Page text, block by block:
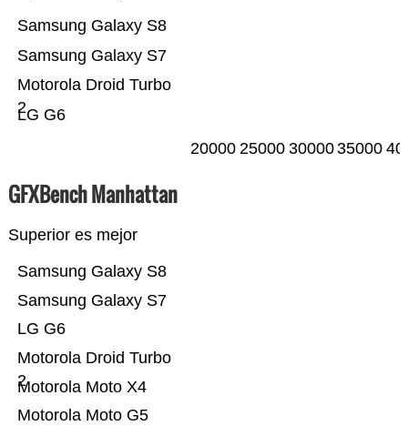
LG G6
Motorola Droid Turbo
2
Samsung Galaxy S7
Samsung Galaxy S8
20000 25000 3000035000
GFXBench Manhattan
Superior es mejor
Motorola Moto G5
Motorola Moto X4
Motorola Droid Turbo
2
LG G6
Samsung Galaxy S7
Samsung Galaxy S8